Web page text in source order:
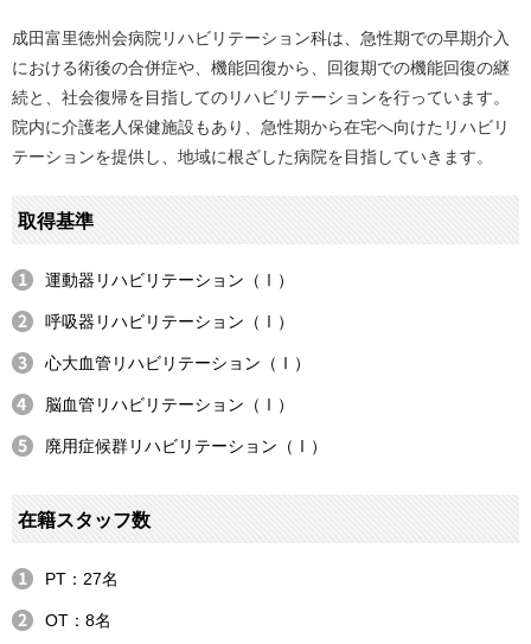
成田富里徳州会病院リハビリテーション科は、急性期での早期介入
における術後の合併症や、機能回復から、回復期での機能回復の継
続と、社会復帰を目指してのリハビリテーションを行っています。
院内に介護老人保健施設もあり、急性期から在宅へ向けたリハビリ
テーションを提供し、地域に根ざした病院を目指していきます。
取得基準
運動器リハビリテーション（Ⅰ）
呼吸器リハビリテーション（Ⅰ）
心大血管リハビリテーション（Ⅰ）
脳血管リハビリテーション（Ⅰ）
廃用症候群リハビリテーション（Ⅰ）
在籍スタッフ数
PT：27名
OT：8名